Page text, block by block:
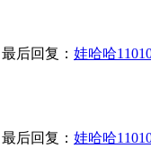
最后回复： 娃哈哈1101
最后回复： 娃哈哈1101